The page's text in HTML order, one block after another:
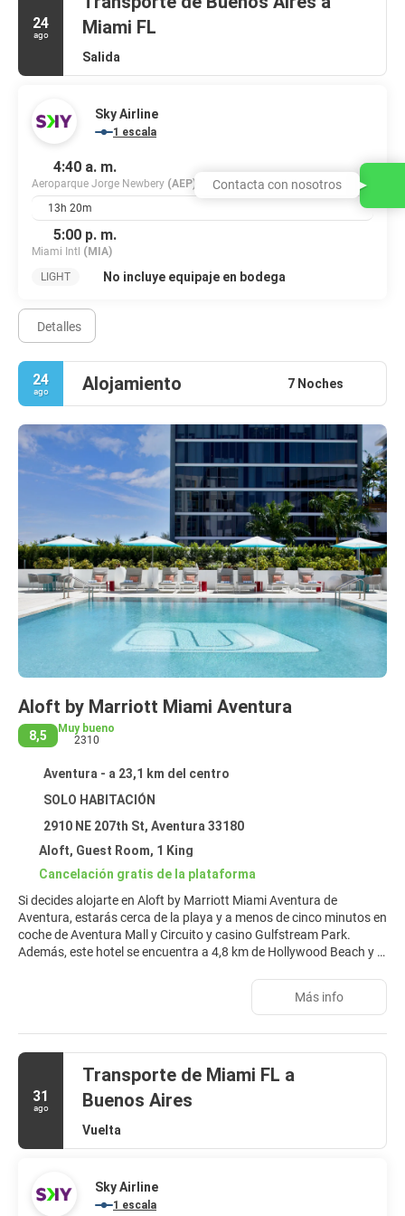
24
ago
Miami FL
Salida
Sky Airline
1 escala
4:40 a. m.
Aeroparque Jorge Newbery (AEP)
13h 20m
5:00 p. m.
Miami Intl (MIA)
LIGHT
No incluye equipaje en bodega
Detalles
24
ago Alojamiento 7 Noches
Aloft by Marriott Miami Aventura
8,5
Muy bueno
2310
Aventura - a 23,1 km del centro
SOLO HABITACIÓN
2910 NE 207th St, Aventura 33180
Aloft, Guest Room, 1 King
Cancelación gratis de la plataforma
Si decides alojarte en Aloft by Marriott Miami Aventura de
Aventura, estarás cerca de la playa y a menos de cinco minutos en
coche de Aventura Mall y Circuito y casino Gulfstream Park.
Además, este hotel se encuentra a 4,8 km de Hollywood Beach y a
No te pierdas instalaciones recreativas como una piscina al aire
Encontrarás además conexión a Internet wifi gratis, servicios de
conserjería y servicio de celebración de bodas.
Disfruta de una agradable estancia en una de las 207
habitaciones con televisión LCD. Mantén el contacto con los tuyos
gracias a la la conexión wifi gratis. El baño privado está provisto
de artículos de higiene personal gratuitos y secadores de pelo.
En Aloft by Marriott Miami Aventura tienes un bar-cafetería a tu
Más info
31
ago
Transporte de Miami FL a
Buenos Aires
Vuelta
Sky Airline
1 escala
Contacta con nosotros